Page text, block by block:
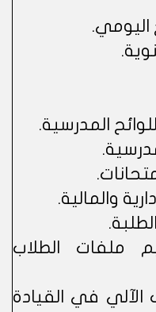
ملفات الطلاب
في القيادة